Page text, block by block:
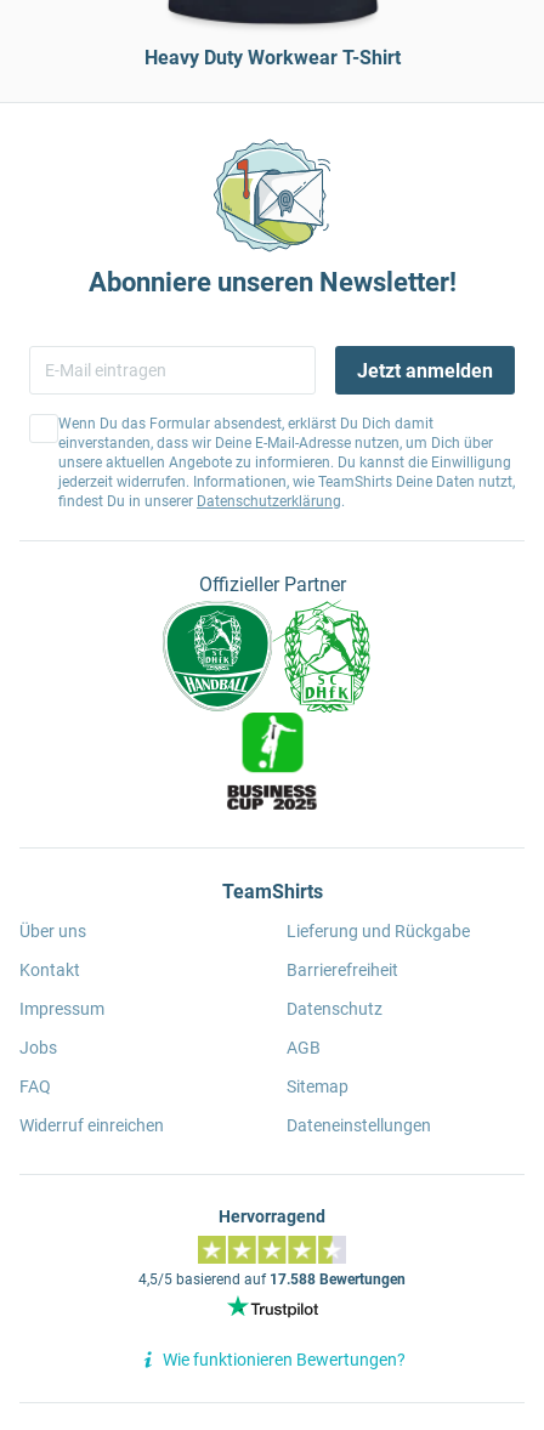
Heavy Duty Workwear T-Shirt
Abonniere unseren Newsletter!
Jetzt anmelden
Wenn Du das Formular absendest, erklärst Du Dich damit
einverstanden, dass wir Deine E-Mail-Adresse nutzen, um Dich über
unsere aktuellen Angebote zu informieren. Du kannst die Einwilligung
jederzeit widerrufen. Informationen, wie TeamShirts Deine Daten nutzt,
findest Du in unserer Datenschutzerklärung.
Offizieller Partner
TeamShirts
Über uns
Kontakt
Impressum
Jobs
FAQ
Widerruf einreichen
Lieferung und Rückgabe
Barrierefreiheit
Datenschutz
AGB
Sitemap
Dateneinstellungen
Hervorragend
4,5/5 basierend auf 17.588 Bewertungen
Wie funktionieren Bewertungen?